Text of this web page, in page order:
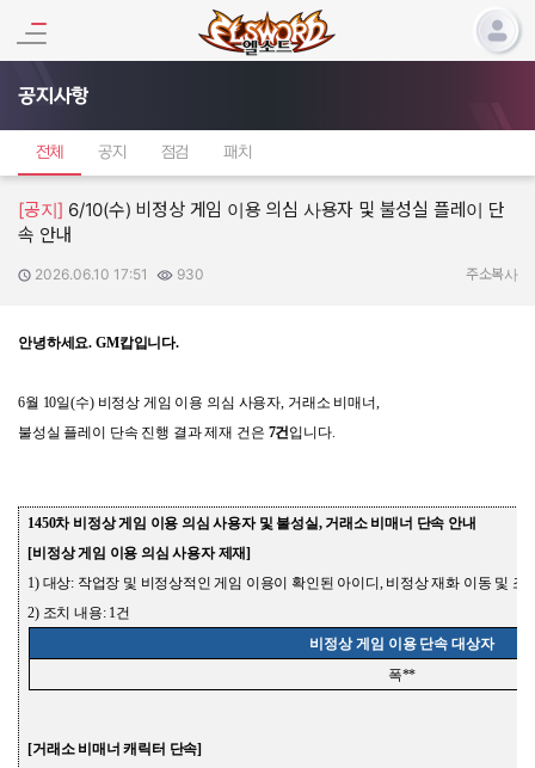
공지사항
전체 공지 점검 패치
[공지] 6/10(수) 비정상 게임 이용 의심 사용자 및 불성실 플레이 단
속 안내
작성일:
2026.06.10 17:51
조회수: 930 주소복사
안녕하세요. GM캅입니다.
6월 10일(수) 비정상 게임 이용 의심 사용자, 거래소 비매너,
불성실 플레이 단속 진행 결과 제재 건은 7건입니다.
1450차 비정상 게임 이용 의심 사용자 및 불성실, 거래소 비매너 단속 안내
[비정상 게임 이용 의심 사용자 제재]
1) 대상: 작업장 및 비정상적인 게임 이용이 확인된 아이디 , 비정상 재화 이동 및 조
2) 조치 내용: 1건
비정상 게임 이용 단속 대상자
폭**
[거래소 비매너 캐릭터 단속]